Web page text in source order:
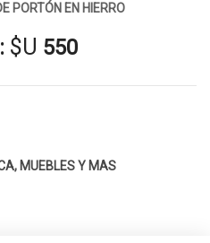
PORTÓN EN HIERRO
$U 550
MUEBLES Y MAS